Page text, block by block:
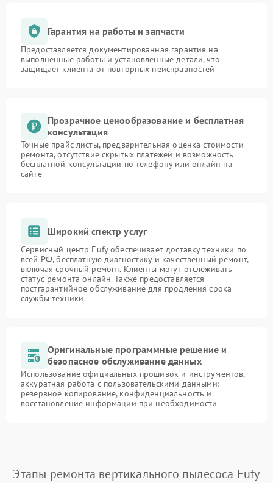
Гарантия на работы и запчасти
Предоставляется документированная гарантия на
выполненные работы и установленные детали, что
защищает клиента от повторных неисправностей
Прозрачное ценообразование и бесплатная
консультация
Точные прайс-листы, предварительная оценка стоимости
ремонта, отсутствие скрытых платежей и возможность
бесплатной консультации по телефону или онлайн на
сайте
Широкий спектр услуг
Сервисный центр Eufy обеспечивает доставку техники по
всей РФ, бесплатную диагностику и качественный ремонт,
включая срочный ремонт. Клиенты могут отслеживать
статус ремонта онлайн. Также предоставляется
постгарантийное обслуживание для продления срока
службы техники
Оригинальные программные решение и
безопасное обслуживание данных
Использование официальных прошивок и инструментов,
аккуратная работа с пользовательскими данными:
резервное копирование, конфиденциальность и
восстановление информации при необходимости
Этапы ремонта вертикального пылесоса Eufy